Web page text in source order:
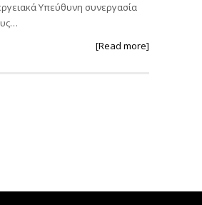
Υπεύθυνη συνεργασία
[Read more]